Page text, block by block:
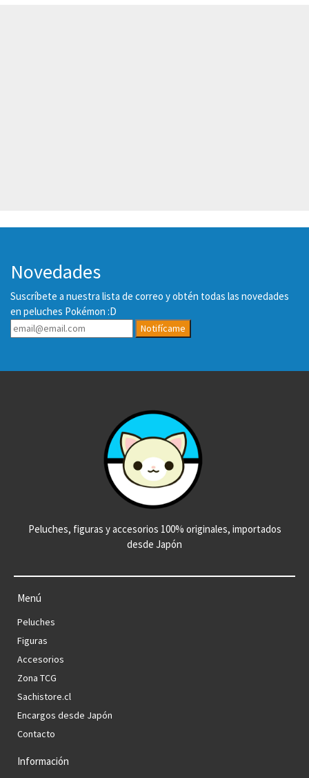
Novedades
Suscríbete a nuestra lista de correo y obtén todas las novedades
en peluches Pokémon :D
Notifícame
Peluches, figuras y accesorios 100% originales, importados
desde Japón
Menú
Peluches
Figuras
Accesorios
Zona TCG
Sachistore.cl
Encargos desde Japón
Contacto
Información